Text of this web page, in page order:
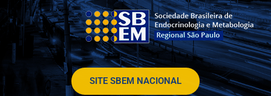
SITE SBEM NACIONAL